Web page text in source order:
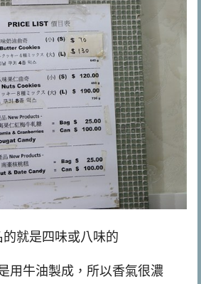
的就是四味或八味的
用牛油製成，所以香氣很濃